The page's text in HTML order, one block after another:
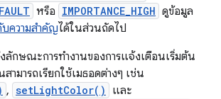
หรือ IMPORTANCE_HIGH ดูข้อมูล
บความสำคัญได้ในส่วนถัดไป
ลักษณะการทำงานของการแจ้งเตือนเริ่มต้น
ามารถเรียกใช้เมธอดต่างๆ เช่น
, setLightColor() และ